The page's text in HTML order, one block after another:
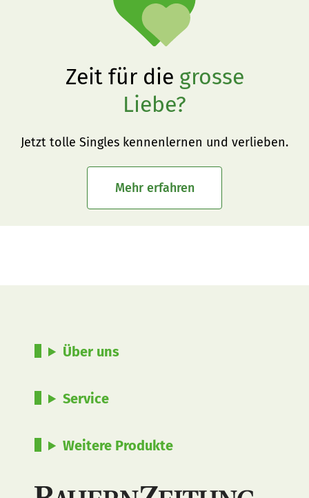
Zeit für die grosse
Liebe?
Jetzt tolle Singles kennenlernen und verlieben.
Mehr erfahren
Über uns
Service
Weitere Produkte